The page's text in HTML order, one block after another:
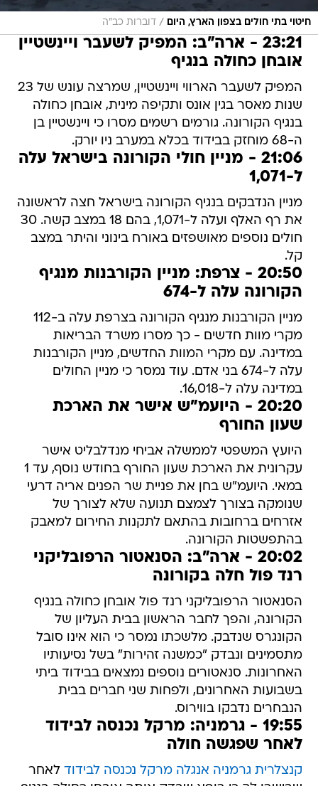
חיטוי בתי חולים בצפון הארץ, היום / דוברות כב"ה
23:21 - ארה"ב: המפיק לשעבר ויינשטיין
אובחן כחולה בנגיף
המפיק לשעבר הארווי ויינשטיין, שמרצה עונש של 23
שנות מאסר בגין אונס ותקיפה מינית, אובחן כחולה
בנגיף הקורונה. גורמים רשמים מסרו כי ויינשטיין בן
ה-68 מוחזק בבידוד בכלא במערב ניו יורק.
21:06 - מניין חולי הקורונה בישראל עלה
ל-1,071
מניין הנדבקים בנגיף הקורונה בישראל חצה לראשונה
את רף האלף ועלה ל-1,071, בהם 18 במצב קשה. 30
חולים נוספים מאושפזים באורח בינוני והיתר במצב
קל.
20:50 - צרפת: מניין הקורבנות מנגיף
הקורונה עלה ל-674
מניין הקורבנות מנגיף הקורונה בצרפת עלה ב-112
מקרי מוות חדשים - כך מסרו משרד הבריאות
במדינה. עם מקרי המוות החדשים, מניין הקורבנות
עלה ל-674 בני אדם. עוד נמסר כי מניין החולים
במדינה עלה ל-16,018.
20:20 - היועמ"ש אישר את הארכת
שעון החורף
היועץ המשפטי לממשלה אביחי מנדלבליט אישר
עקרונית את הארכת שעון החורף בחודש נוסף, עד 1
במאי. היועמ"ש בחן את פניית שר הפנים אריה דרעי
שנומקה בצורך לצמצם תנועה שלא לצורך של
אזרחים ברחובות בהתאם לתקנות החירום למאבק
בהתפשטות הקורונה.
20:02 - ארה"ב: הסנאטור הרפובליקני
רנד פול חלה בקורונה
הסנאטור הרפובליקני רנד פול אובחן כחולה בנגיף
הקורונה, והפך לחבר הראשון בבית העליון של
הקונגרס שנדבק. מלשכתו נמסר כי הוא אינו סובל
מתסמינים ונבדק "כמשנה זהירות" בשל נסיעותיו
האחרונות. סנאטורים נוספים נמצאים בבידוד ביתי
בשבועות האחרונים, ולפחות שני חברים בבית
הנבחרים נדבקו בווירוס.
19:55 - גרמניה: מרקל נכנסה לבידוד
לאחר שפגשה חולה
קנצלרית גרמניה אנגלה מרקל נכנסה לבידוד לאחר